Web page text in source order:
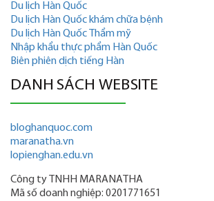
Du lịch Hàn Quốc
Du lịch Hàn Quốc khám chữa bệnh
Du lịch Hàn Quốc Thẩm mỹ
Nhập khẩu thực phẩm Hàn Quốc
Biên phiên dịch tiếng Hàn
DANH SÁCH WEBSITE
bloghanquoc.com
maranatha.vn
lopienghan.edu.vn
Công ty TNHH MARANATHA
Mã số doanh nghiệp: 0201771651